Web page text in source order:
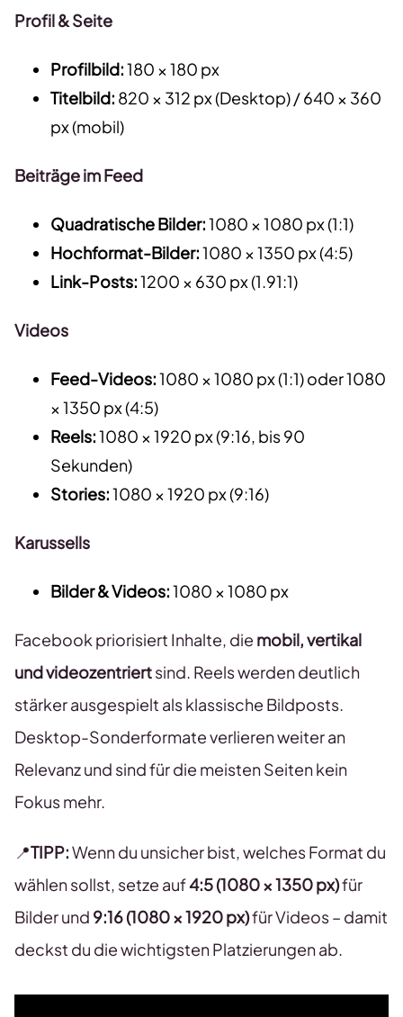
Profil & Seite
Profilbild:180 × 180 px
Titelbild: 820 × 312 px (Desktop) / 640 × 360
px (mobil)
Beiträge im Feed
Quadratische Bilder:1080 × 1080 px (1:1)
Hochformat-Bilder:1080 × 1350 px (4:5)
Link-Posts:1200 × 630 px (1.91:1)
Videos
Feed-Videos:1080 × 1080 px (1:1) oder 1080
× 1350 px (4:5)
Reels:1080 × 1920 px (9:16, bis 90
Sekunden)
Stories:1080 × 1920 px (9:16)
Karussells
Bilder & Videos:1080 × 1080 px
Facebook priorisiert Inhalte, die mobil, vertikal
und videozentriertsind. Reels werden deutlich
stärker ausgespielt als klassische Bildposts.
Desktop-Sonderformate verlieren weiter an
Relevanz und sind für die meisten Seiten kein
Fokus mehr.
📍TIPP:Wenn du unsicher bist, welches Format du
wählen sollst, setze auf4:5 (1080 × 1350 px)für
Bilder und 9:16 (1080 × 1920 px)für Videos – damit
deckst du die wichtigsten Platzierungen ab.